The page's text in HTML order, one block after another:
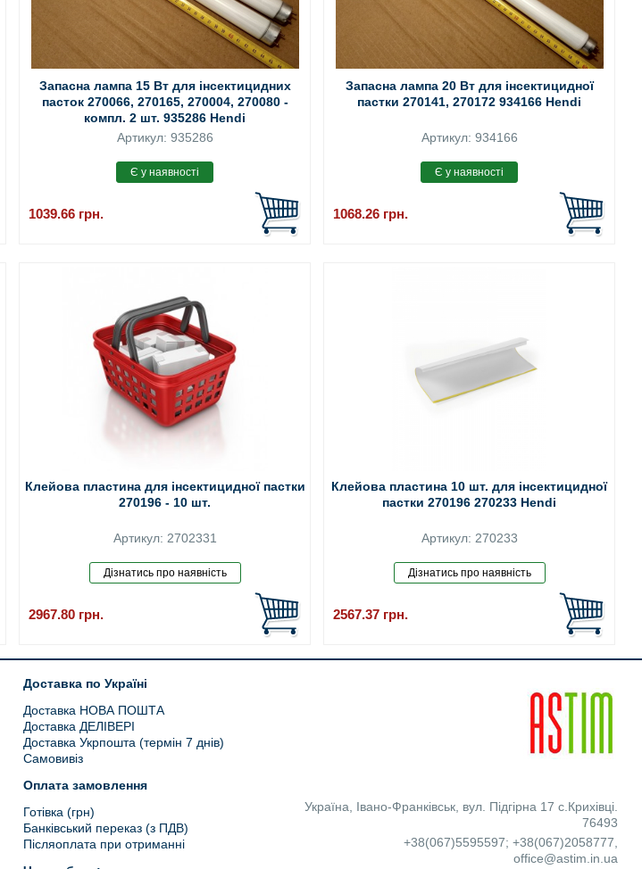
Запасна лампа 15 Вт для інсектицидних
пасток 270066, 270165, 270004, 270080 -
компл. 2 шт. 935286 Hendi
Артикул: 935286
1039.66 грн.
Запасна лампа 20 Вт для інсектицидної
пастки 270141, 270172 934166 Hendi
Артикул: 934166
1068.26 грн.
Клейова пластина для інсектицидної пастки
270196 - 10 шт.
Артикул: 2702331
2967.80 грн.
Клейова пластина 10 шт. для інсектицидної
пастки 270196 270233 Hendi
Артикул: 270233
2567.37 грн.
Доставка по Україні
Доставка НОВА ПОШТА
Доставка ДЕЛІВЕРІ
Доставка Укрпошта (термін 7 днів)
Самовивіз
Оплата замовлення
Готівка (грн)
Банківський переказ (з ПДВ)
Післяоплата при отриманні
Україна Івано-Франківськ, вул. Підгірна 17 с.Крихівці.
76493
+38(067)5595597; +38(067)2058777
office@astim.in.ua